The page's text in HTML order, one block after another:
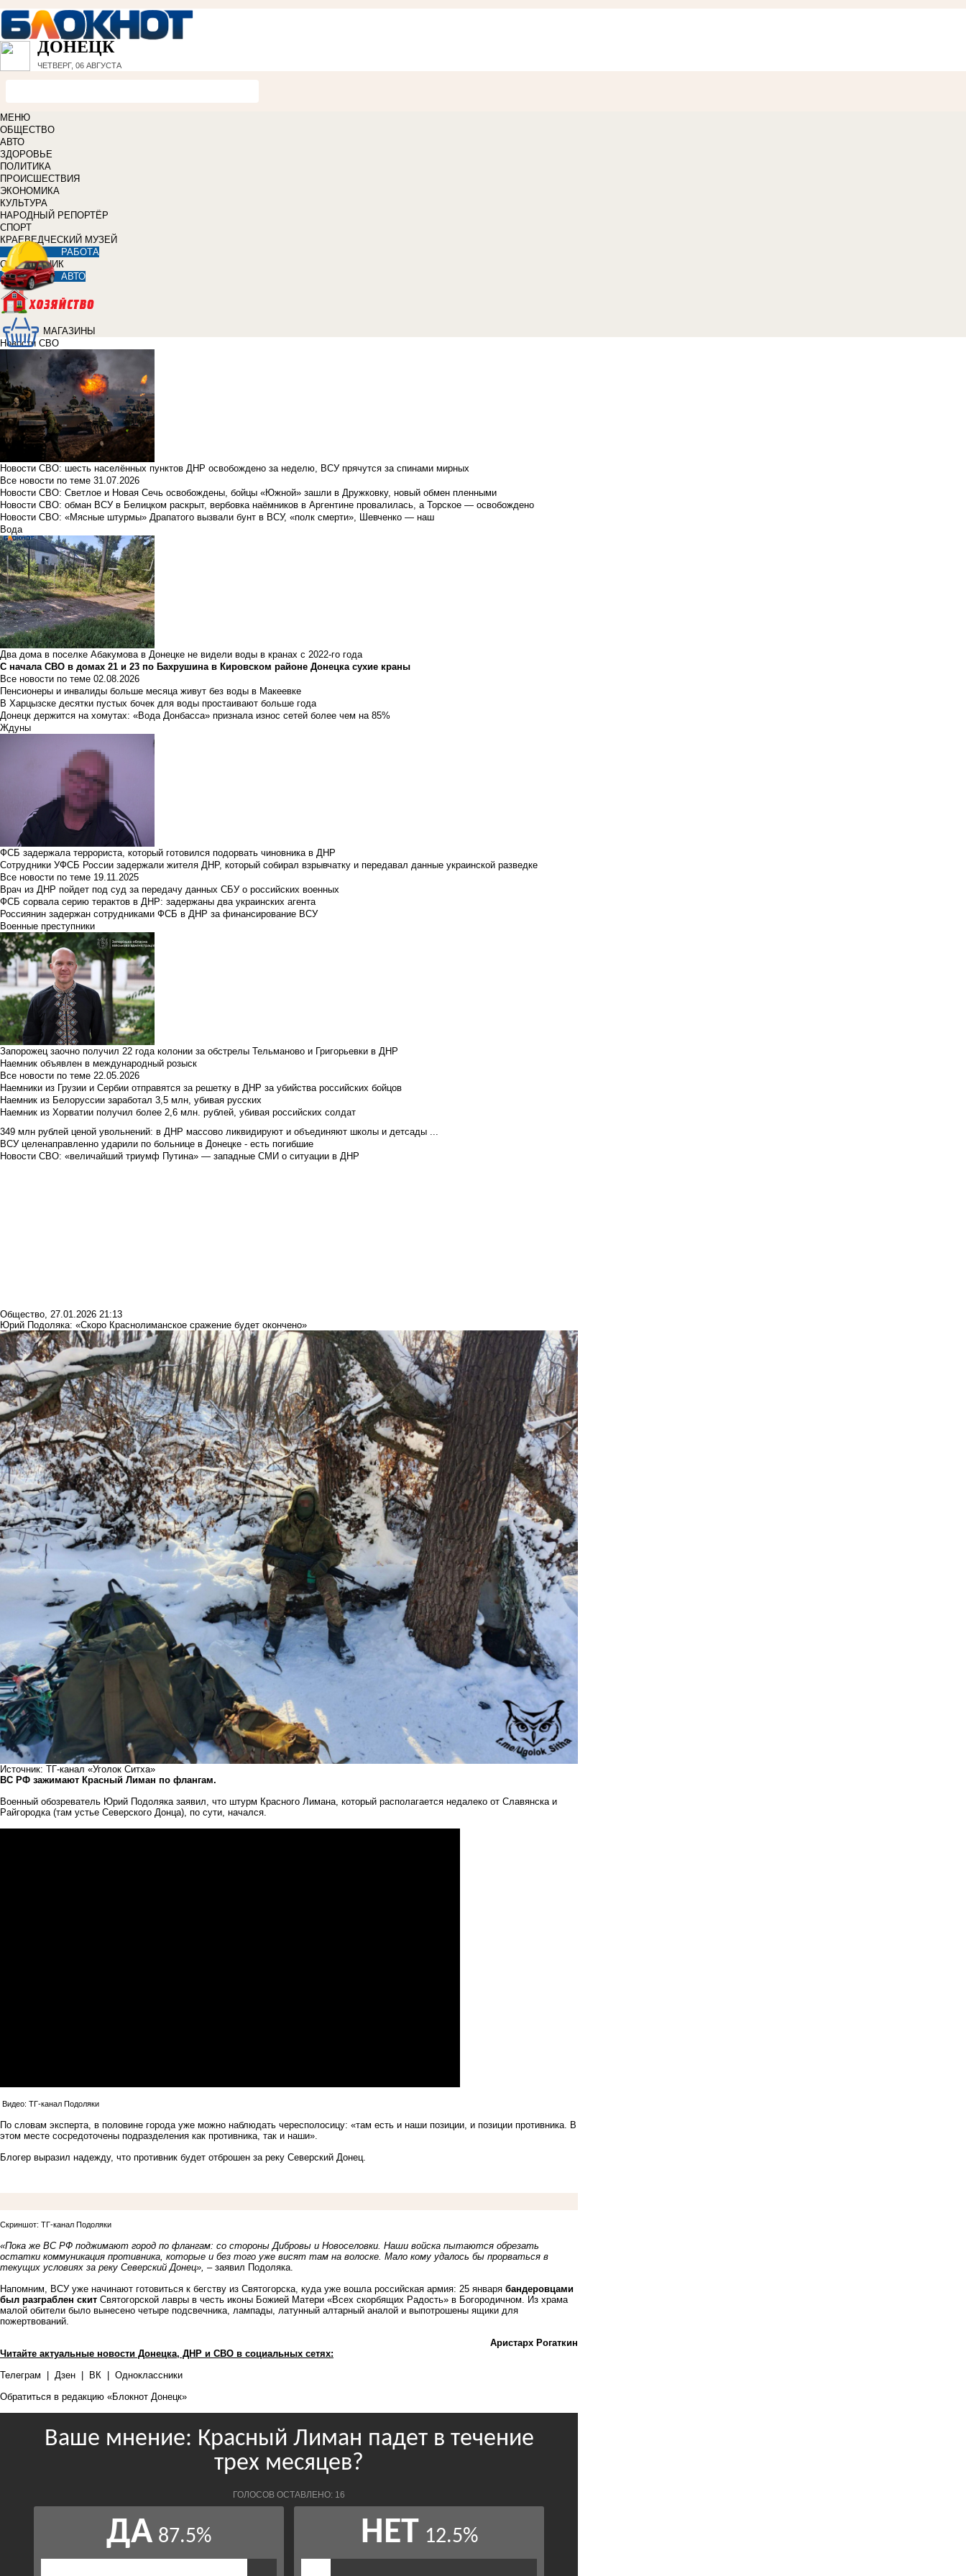
ДОНЕЦК
ЧЕТВЕРГ, 06 АВГУСТА
МЕНЮ
ОБЩЕСТВО
АВТО
ЗДОРОВЬЕ
ПОЛИТИКА
ПРОИСШЕСТВИЯ
ЭКОНОМИКА
КУЛЬТУРА
НАРОДНЫЙ РЕПОРТЁР
СПОРТ
КРАЕВЕДЧЕСКИЙ МУЗЕЙ
РАБОТА
СПРАВОЧНИК
АВТО
МАГАЗИНЫ
Новости СВО
Новости СВО: шесть населённых пунктов ДНР освобождено за неделю, ВСУ прячутся за спинами мирных
Все новости по теме 31.07.2026
Новости СВО: Светлое и Новая Сечь освобождены, бойцы «Южной» зашли в Дружковку, новый обмен пленными
Новости СВО: обман ВСУ в Белицком раскрыт, вербовка наёмников в Аргентине провалилась, а Торское — освобождено
Новости СВО: «Мясные штурмы» Драпатого вызвали бунт в ВСУ, «полк смерти», Шевченко — наш
Вода
Два дома в поселке Абакумова в Донецке не видели воды в кранах с 2022-го года
С начала СВО в домах 21 и 23 по Бахрушина в Кировском районе Донецка сухие краны
Все новости по теме 02.08.2026
Пенсионеры и инвалиды больше месяца живут без воды в Макеевке
В Харцызске десятки пустых бочек для воды простаивают больше года
Донецк держится на хомутах: «Вода Донбасса» признала износ сетей более чем на 85%
Ждуны
ФСБ задержала террориста, который готовился подорвать чиновника в ДНР
Сотрудники УФСБ России задержали жителя ДНР, который собирал взрывчатку и передавал данные украинской разведке
Все новости по теме 19.11.2025
Врач из ДНР пойдет под суд за передачу данных СБУ о российских военных
ФСБ сорвала серию терактов в ДНР: задержаны два украинских агента
Россиянин задержан сотрудниками ФСБ в ДНР за финансирование ВСУ
Военные преступники
Запорожец заочно получил 22 года колонии за обстрелы Тельманово и Григорьевки в ДНР
Наемник объявлен в международный розыск
Все новости по теме 22.05.2026
Наемники из Грузии и Сербии отправятся за решетку в ДНР за убийства российских бойцов
Наемник из Белоруссии заработал 3,5 млн, убивая русских
Наемник из Хорватии получил более 2,6 млн. рублей, убивая российских солдат
349 млн рублей ценой увольнений: в ДНР массово ликвидируют и объединяют школы и детсады ...
ВСУ целенаправленно ударили по больнице в Донецке - есть погибшие
Новости СВО: «величайший триумф Путина» — западные СМИ о ситуации в ДНР
Общество 27.01.2026 21:13
Юрий Подоляка: «Скоро Краснолиманское сражение будет окончено»
Источник: ТГ-канал «Уголок Ситха»
ВС РФ зажимают Красный Лиман по флангам.
Военный обозреватель Юрий Подоляка заявил, что штурм Красного Лимана, который располагается недалеко от Славянска и
Райгородка (там устье Северского Донца), по сути, начался.
Видео: ТГ-канал Подоляки
По словам эксперта, в половине города уже можно наблюдать чересполосицу: «там есть и наши позиции, и позиции противника. В
этом месте сосредоточены подразделения как противника, так и наши».
Блогер выразил надежду, что противник будет отброшен за реку Северский Донец.
Скриншот: ТГ-канал Подоляки
«Пока же ВС РФ поджимают город по флангам: со стороны Дибровы и Новоселовки. Наши войска пытаются обрезать
остатки коммуникация противника, которые и без того уже висят там на волоске. Мало кому удалось бы прорваться в
текущих условиях за реку Северский Донец», – заявил Подоляка.
Напомним, ВСУ уже начинают готовиться к бегству из Святогорска, куда уже вошла российская армия: 25 января бандеровцами
был разграблен скит Святогорской лавры в честь иконы Божией Матери «Всех скорбящих Радость» в Богородичном. Из храма
малой обители было вынесено четыре подсвечника, лампады, латунный алтарный аналой и выпотрошены ящики для
пожертвований.
Аристарх Рогаткин
Читайте актуальные новости Донецка, ДНР и СВО в социальных сетях:
Телеграм
Дзен ВК
Одноклассники
Обратиться в редакцию «Блокнот Донецк»